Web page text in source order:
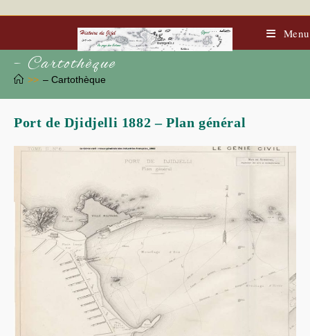
to
Menu
– Cartothèque
>> – Cartothèque
Port de Djidjelli 1882 – Plan général